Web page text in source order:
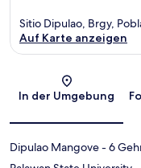
Sitio Dipulao, Brgy,
Auf Karte anzeigen
In der Umgebung
Dipulao Mangove- 6